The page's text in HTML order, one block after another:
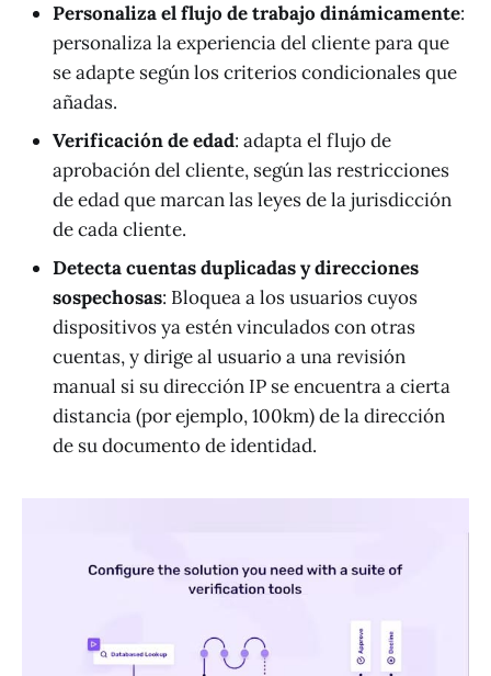
Personaliza el flujo de trabajo dinámicamente:
personaliza la experiencia del cliente para que
se adapte según los criterios condicionales que
añadas.
Verificación de edad: adapta el flujo de
aprobación del cliente, según las restricciones
de edad que marcan las leyes de la jurisdicción
de cada cliente.
Detecta cuentas duplicadas y direcciones
sospechosas: Bloquea a los usuarios cuyos
dispositivos ya estén vinculados con otras
cuentas, y dirige al usuario a una revisión
manual si su dirección IP se encuentra a cierta
distancia (por ejemplo, 100km) de la dirección
de su documento de identidad.